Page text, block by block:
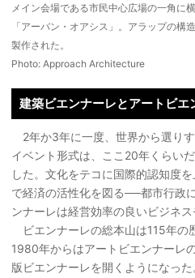
メイン会場である市民中心広場の一角に
「アーバン・オアシス」。アラップの構
製作された。
Photo: Approach Architecture
建築ビエンナーレとアートビエ
2年か3年に一度、世界から選り
イベント形式は、ここ20年くらい
した。文化をテコに国際的認知度
で経済の活性化を図る──都市行政
ンナーレは経営効率の良いビジネス
ビエンナーレの総本山は115年の
1980年からはアートビエンナーレ
版ビエンナーレを開くようになっ